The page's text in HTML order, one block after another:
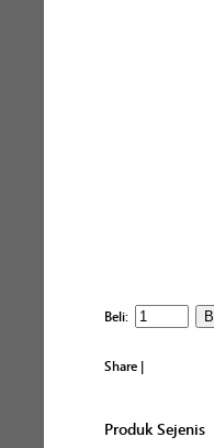
Beli:
Share |
Produk Sejenis